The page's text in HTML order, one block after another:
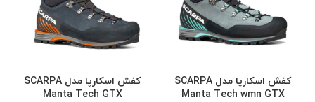
کفش اسکارپا مدل SCARPA
Manta Tech wmn GTX
کفش اسکارپا مدل SCARPA
Manta Tech GTX